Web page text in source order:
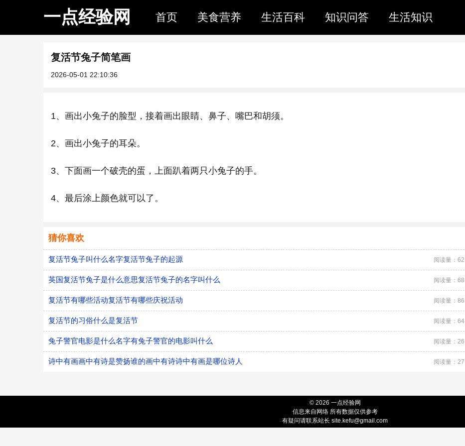
一点经验网 首页 美食营养 生活百科 知识问答 生活知识
复活节兔子简笔画
2026-05-01 22:10:36
1、画出小兔子的脸型，接着画出眼睛、鼻子、嘴巴和胡须。
2、画出小兔子的耳朵。
3、下面画一个破壳的蛋，上面趴着两只小兔子的手。
4、最后涂上颜色就可以了。
猜你喜欢
复活节兔子叫什么名字复活节兔子的起源 阅读量：62
英国复活节兔子是什么意思复活节兔子的名字叫什么 阅读量：68
复活节有哪些活动复活节有哪些庆祝活动 阅读量：86
复活节的习俗什么是复活节 阅读量：64
兔子警官电影是什么名字有兔子警官的电影叫什么 阅读量：26
诗中有画画中有诗是赞扬谁的画中有诗诗中有画是哪位诗人 阅读量：27
© 2026 一点经验网
信息来自网络 所有数据仅供参考
有疑问请联系站长 site.kefu@gmail.com